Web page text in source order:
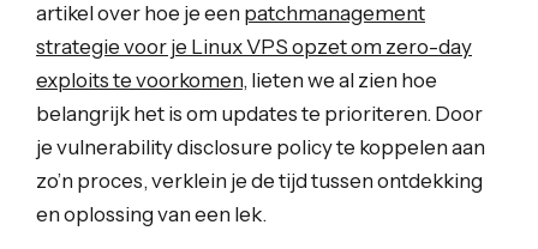
artikel over hoe je een patchmanagement
strategie voor je Linux VPS opzet om zero-day
exploits te voorkomen, lieten we al zien hoe
belangrijk het is om updates te prioriteren. Door
je vulnerability disclosure policy te koppelen aan
zo’n proces, verklein je de tijd tussen ontdekking
en oplossing van een lek.